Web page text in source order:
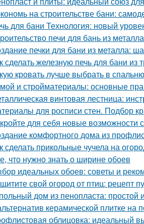
на строительстве бани:
для бани Технология: новый
печи для бань из
печки для бани из металла:
сделать железную печь для бани из
кровать лучше выбрать в
и стройматериалы: основные
винтовая лестница:
для росписи стен. Подбор
для себя новые возможности
комфортного дома из
сделать прикольные чучела на
что нужно знать о ширине обоев
идеальных обоев: советы и
свой огород от птиц: рецепт
дом из пенопласта: простой
керамической плитке
облицовка: идеальный